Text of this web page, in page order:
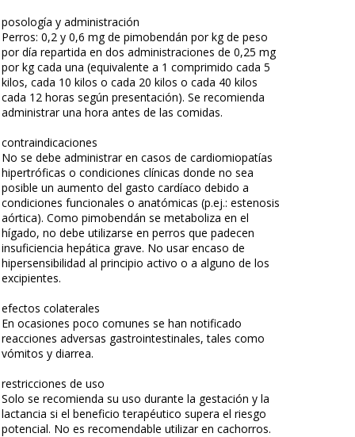
posología y administración
Perros: 0,2 y 0,6 mg de pimobendán por kg de peso
por día repartida en dos administraciones de 0,25 mg
por kg cada una (equivalente a 1 comprimido cada 5
kilos, cada 10 kilos o cada 20 kilos o cada 40 kilos
cada 12 horas según presentación). Se recomienda
administrar una hora antes de las comidas.
contraindicaciones
No se debe administrar en casos de cardiomiopatías
hipertróficas o condiciones clínicas donde no sea
posible un aumento del gasto cardíaco debido a
condiciones funcionales o anatómicas (p.ej.: estenosis
aórtica). Como pimobendán se metaboliza en el
hígado, no debe utilizarse en perros que padecen
insuficiencia hepática grave. No usar encaso de
hipersensibilidad al principio activo o a alguno de los
excipientes.
efectos colaterales
En ocasiones poco comunes se han notificado
reacciones adversas gastrointestinales, tales como
vómitos y diarrea.
restricciones de uso
Solo se recomienda su uso durante la gestación y la
lactancia si el beneficio terapéutico supera el riesgo
potencial. No es recomendable utilizar en cachorros.